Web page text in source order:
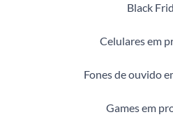
Black
Celulares em
Fones de ouvido
Games em